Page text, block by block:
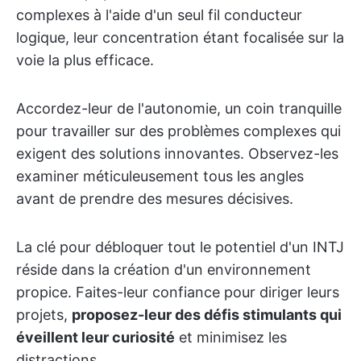
complexes à l'aide d'un seul fil conducteur
logique, leur concentration étant focalisée sur la
voie la plus efficace.
Accordez-leur de l'autonomie, un coin tranquille
pour travailler sur des problèmes complexes qui
exigent des solutions innovantes. Observez-les
examiner méticuleusement tous les angles
avant de prendre des mesures décisives.
La clé pour débloquer tout le potentiel d'un INTJ
réside dans la création d'un environnement
propice. Faites-leur confiance pour diriger leurs
projets, proposez-leur des défis stimulants qui
éveillent leur curiosité et minimisez les